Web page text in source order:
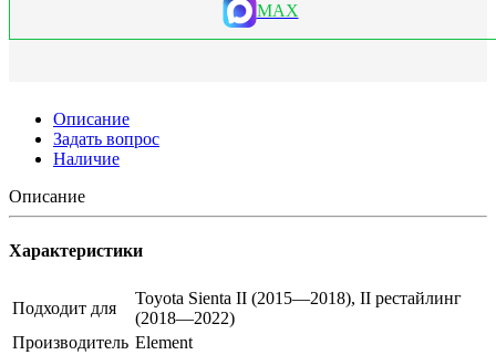
MAX
Описание
Задать вопрос
Наличие
Описание
Характеристики
Подходит для
Toyota Sienta II (2015—2018), II рестайлинг
(2018—2022)
Производитель Element